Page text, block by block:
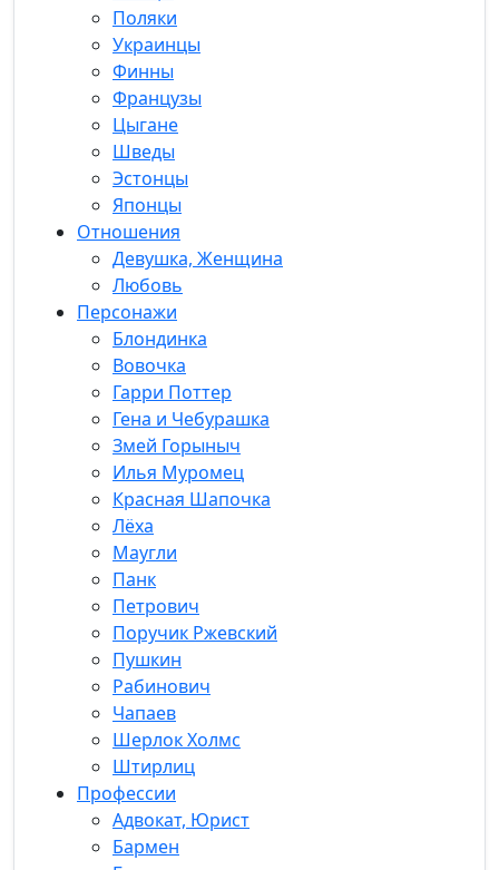
Поляки
Украинцы
Финны
Французы
Цыгане
Шведы
Эстонцы
Японцы
Отношения
Девушка, Женщина
Любовь
Персонажи
Блондинка
Вовочка
Гарри Поттер
Гена и Чебурашка
Змей Горыныч
Илья Муромец
Красная Шапочка
Лёха
Маугли
Панк
Петрович
Поручик Ржевский
Пушкин
Рабинович
Чапаев
Шерлок Холмс
Штирлиц
Профессии
Адвокат, Юрист
Бармен